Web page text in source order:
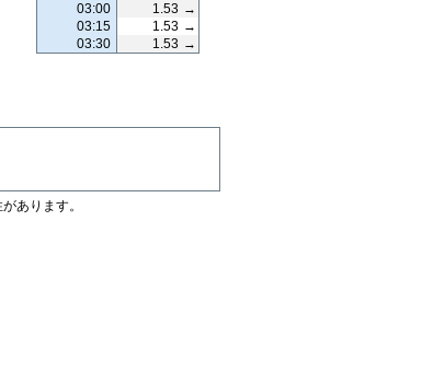
03:00
1.53 →
03:15
1.53 →
03:30
1.53 →
あります。